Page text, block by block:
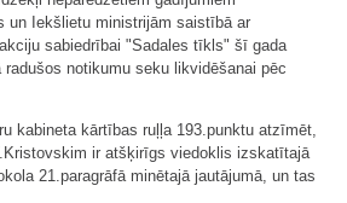
un Iekšlietu ministrijām saistībā ar
sabiedrībai "Sadales tīkls" šī gada
notikumu seku likvidēšanai pēc
kabineta kārtības ruļļa 193.punktu atzīmēt,
ir atšķirīgs viedoklis izskatītajā
21.paragrāfā minētajā jautājumā, un tas